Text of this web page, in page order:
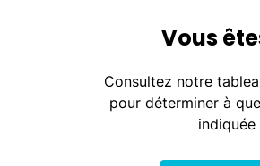
Vous
Consultez notre
pour déterminer à